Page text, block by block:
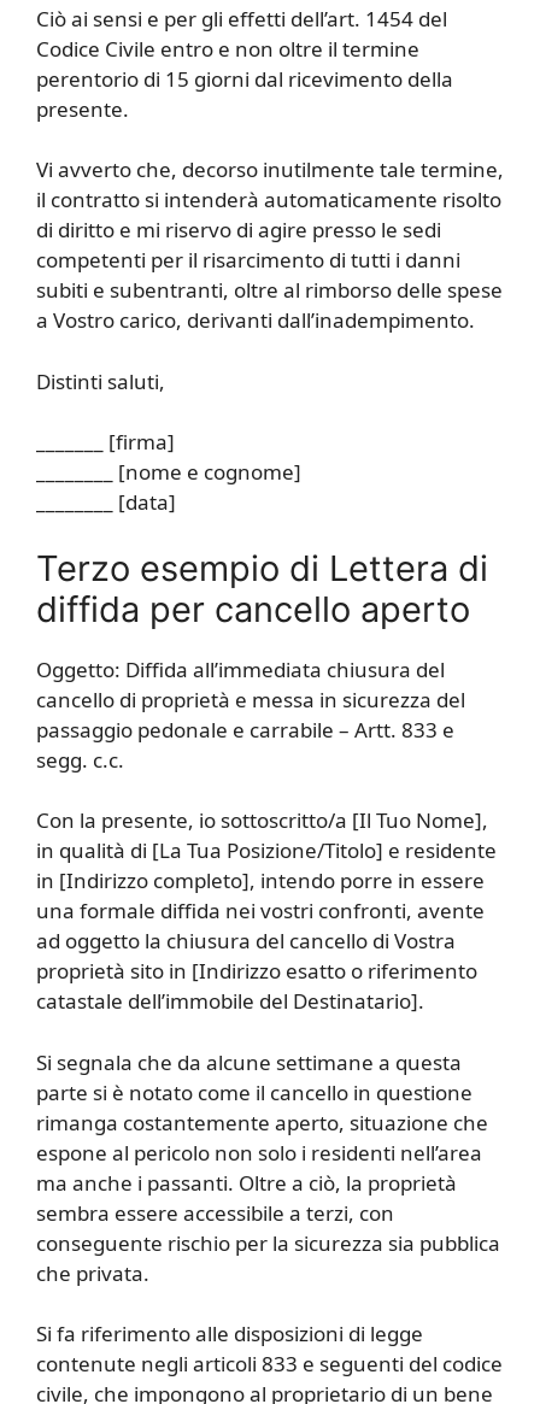
Ciò ai sensi e per gli effetti dell’art. 1454 del
Codice Civile entro e non oltre il termine
perentorio di 15 giorni dal ricevimento della
presente.
Vi avverto che, decorso inutilmente tale termine,
il contratto si intenderà automaticamente risolto
di diritto e mi riservo di agire presso le sedi
competenti per il risarcimento di tutti i danni
subiti e subentranti, oltre al rimborso delle spese
a Vostro carico, derivanti dall’inadempimento.
Distinti saluti,
_______ [firma]
________ [nome e cognome]
________ [data]
Terzo esempio di Lettera di
diffida per cancello aperto
Oggetto: Diffida all’immediata chiusura del
cancello di proprietà e messa in sicurezza del
passaggio pedonale e carrabile – Artt. 833 e
segg. c.c.
Con la presente, io sottoscritto/a [Il Tuo Nome],
in qualità di [La Tua Posizione/Titolo] e residente
in [Indirizzo completo], intendo porre in essere
una formale diffida nei vostri confronti, avente
ad oggetto la chiusura del cancello di Vostra
proprietà sito in [Indirizzo esatto o riferimento
catastale dell’immobile del Destinatario].
Si segnala che da alcune settimane a questa
parte si è notato come il cancello in questione
rimanga costantemente aperto, situazione che
espone al pericolo non solo i residenti nell’area
ma anche i passanti. Oltre a ciò, la proprietà
sembra essere accessibile a terzi, con
conseguente rischio per la sicurezza sia pubblica
che privata.
Si fa riferimento alle disposizioni di legge
contenute negli articoli 833 e seguenti del codice
civile, che impongono al proprietario di un bene